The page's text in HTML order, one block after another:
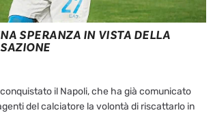
SPERANZA IN VISTA DELLA
il Napoli, che ha già comunicato
del calciatore la volontà di riscattarlo in